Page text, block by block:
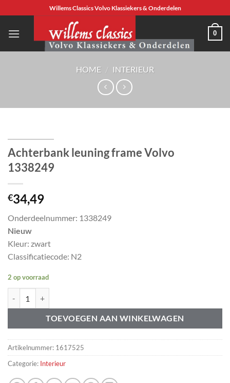
naar
inhoud
Willems Classics Volvo Klassiekers & Onderdelen
0
HOME / INTERIEUR
Achterbank leuning frame Volvo
1338249
€34,49
Onderdeelnummer: 1338249
Nieuw
Kleur: zwart
Classificatiecode: N2
2 op voorraad
TOEVOEGEN AAN WINKELWAGEN
Artikelnummer: 1617525
Categorie: Interieur